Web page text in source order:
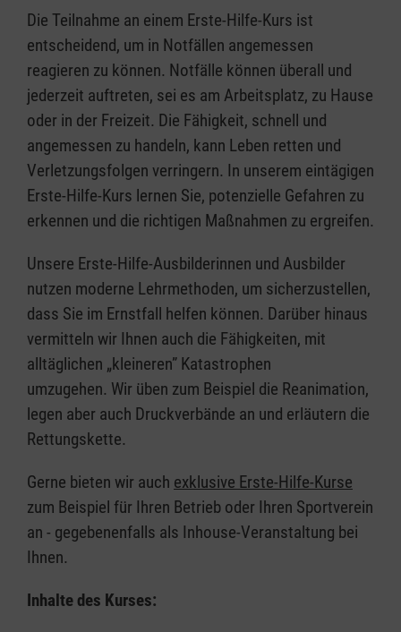
Die Teilnahme an einem Erste-Hilfe-Kurs ist
entscheidend, um in Notfällen angemessen
reagieren zu können. Notfälle können überall und
jederzeit auftreten, sei es am Arbeitsplatz, zu Hause
oder in der Freizeit. Die Fähigkeit, schnell und
angemessen zu handeln, kann Leben retten und
Verletzungsfolgen verringern. In unserem eintägigen
Erste-Hilfe-Kurs lernen Sie, potenzielle Gefahren zu
erkennen und die richtigen Maßnahmen zu ergreifen.
Unsere Erste-Hilfe-Ausbilderinnen und Ausbilder
nutzen moderne Lehrmethoden, um sicherzustellen,
dass Sie im Ernstfall helfen können. Darüber hinaus
vermitteln wir Ihnen auch die Fähigkeiten, mit
alltäglichen „kleineren” Katastrophen
umzugehen. Wir üben zum Beispiel die Reanimation,
legen aber auch Druckverbände an und erläutern die
Rettungskette.
Gerne bieten wir auch exklusive Erste-Hilfe-Kurse
zum Beispiel für Ihren Betrieb oder Ihren Sportverein
an - gegebenenfalls als Inhouse-Veranstaltung bei
Ihnen.
Inhalte des Kurses: